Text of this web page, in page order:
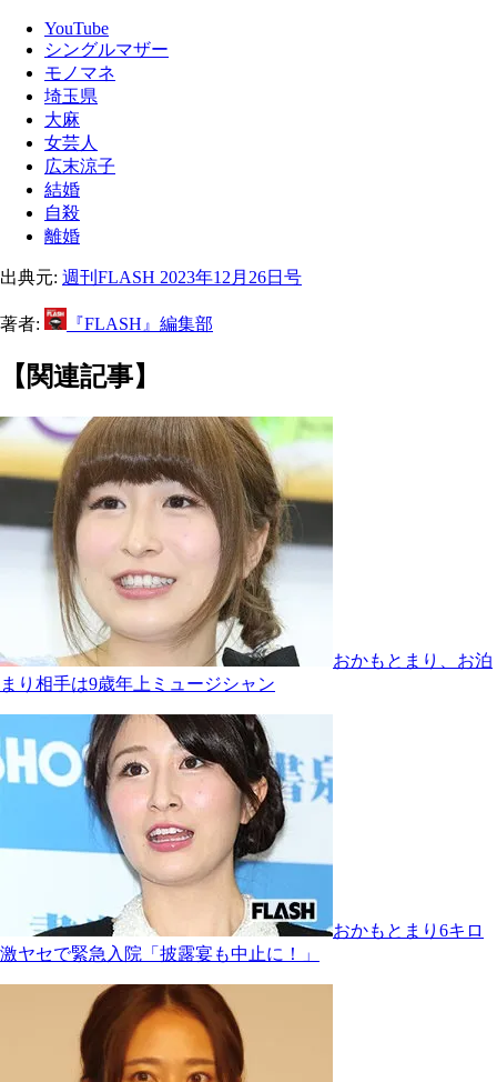
YouTube
シングルマザー
モノマネ
埼玉県
大麻
女芸人
広末涼子
結婚
自殺
離婚
出典元: 週刊FLASH 2023年12月26日号
著者: 『FLASH』編集部
【関連記事】
おかもとまり、お泊
まり相手は9歳年上ミュージシャン
おかもとまり6キロ
激ヤセで緊急入院「披露宴も中止に！」